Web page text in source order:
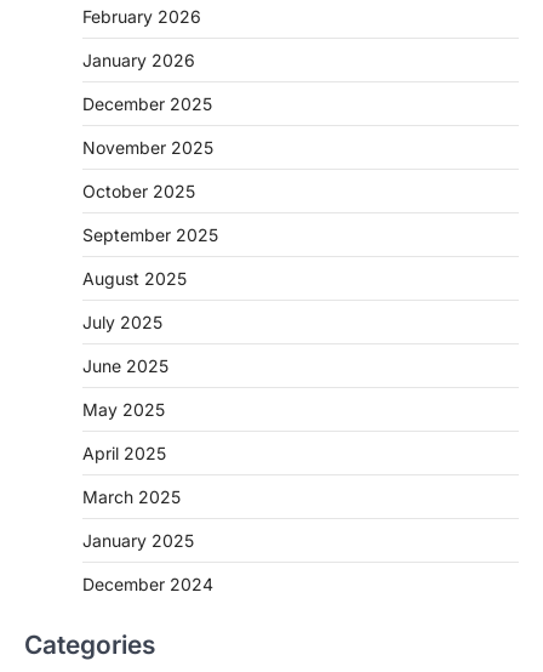
February 2026
January 2026
December 2025
November 2025
October 2025
September 2025
August 2025
July 2025
June 2025
May 2025
April 2025
March 2025
January 2025
December 2024
Categories